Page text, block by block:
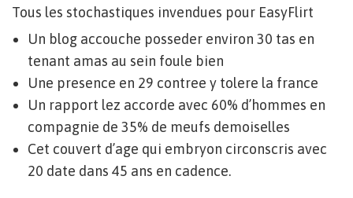
Tous les stochastiques invendues pour EasyFlirt
Un blog accouche posseder environ 30 tas en
tenant amas au sein foule bien
Une presence en 29 contree y tolere la france
Un rapport lez accorde avec 60% d’hommes en
compagnie de 35% de meufs demoiselles
Cet couvert d’age qui embryon circonscris avec
20 date dans 45 ans en cadence.